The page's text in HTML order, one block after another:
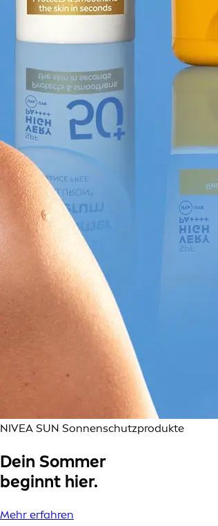
NIVEA SUN Sonnenschutzprodukte
Dein Sommer
beginnt hier.
Mehr erfahren